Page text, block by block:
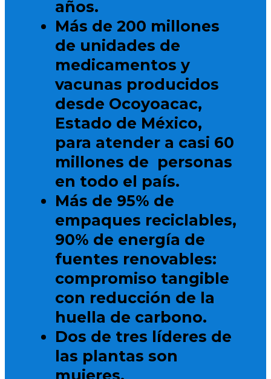
años.
Más de 200 millones
de unidades de
medicamentos y
vacunas producidos
desde Ocoyoacac,
Estado de México,
para atender a casi 60
millones de personas
en todo el país.
Más de 95% de
empaques reciclables,
90% de energía de
fuentes renovables:
compromiso tangible
con reducción de la
huella de carbono.
Dos de tres líderes de
las plantas son
mujeres.